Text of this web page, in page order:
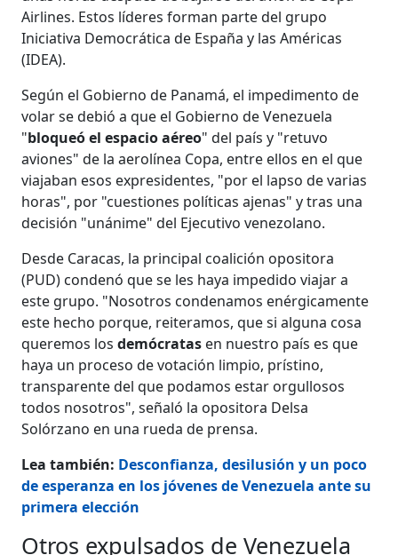
Airlines. Estos líderes forman parte del grupo
Iniciativa Democrática de España y las Américas
(IDEA).
Según el Gobierno de Panamá, el impedimento de
volar se debió a que el Gobierno de Venezuela
"bloqueó el espacio aéreo" del país y "retuvo
aviones" de la aerolínea Copa, entre ellos en el que
viajaban esos expresidentes, "por el lapso de varias
horas", por "cuestiones políticas ajenas" y tras una
decisión "unánime" del Ejecutivo venezolano.
Desde Caracas, la principal coalición opositora
(PUD) condenó que se les haya impedido viajar a
este grupo. "Nosotros condenamos enérgicamente
este hecho porque, reiteramos, que si alguna cosa
queremos losdemócratas en nuestro país es que
haya un proceso de votación limpio, prístino,
transparente del que podamos estar orgullosos
todos nosotros", señaló la opositora Delsa
Solórzano en una rueda de prensa.
Lea también: Desconfianza, desilusión y un poco
de esperanza en los jóvenes de Venezuela ante su
primera elección
Otros expulsados de Venezuela